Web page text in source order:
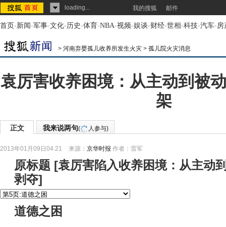
loading... 我的搜狐 邮件
首页-新闻-军事-文化-历史-体育-NBA-视频-娱谈-财经-世相-科技-汽车-房
> 河南弃婴孤儿收养所发生火灾 > 孤儿院火灾消息
袁厉害收养困境：从主动到被
架
正文 我来说两句( 人参与)
2013年01月09日04:21 来源： 京华时报 作者：雷军
原标题 [袁厉害陷入收养困境：从主动
剥夺]
道德之困